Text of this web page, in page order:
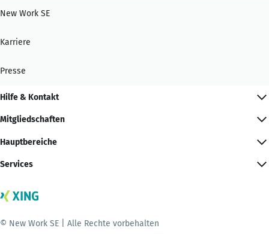
New Work SE
Karriere
Presse
Hilfe & Kontakt
Mitgliedschaften
Hauptbereiche
Services
© New Work SE | Alle Rechte vorbehalten